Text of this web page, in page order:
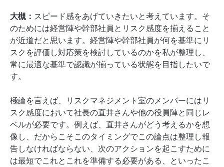
大槻： スピード感をあげていきたいと考えています。そ
のためには経営陣や幹部社員とリスク感度を揃えること
が近道だと思います。経営陣や幹部社員が何を基準にリ
スクを評価し対応策を検討しているのかを私が整理し、
常に最適な基準で認識が揃っている状態を目指したいで
す。
極論を言えば、リスクマネジメント室のメンバーにはリ
スク感度において社長の直井さんや他の役員陣と同じレ
ベルが必要です。例えば、直井さんがどう考えるかを想
像し、だからこそこのタイミングでこの論点は整理し報
告しなければならない、次のアクションを起こすために
は最短でこれとこれを準備する必要がある、といったこ